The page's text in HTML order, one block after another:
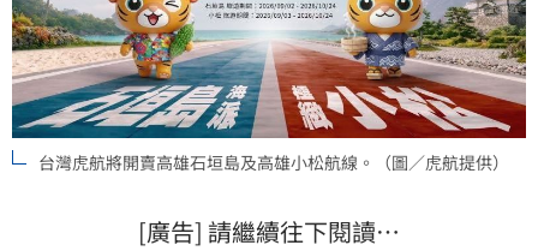
台灣虎航將開賣高雄石垣島及高雄小松航線。（圖／虎航提供）
[廣告] 請繼續往下閱讀…